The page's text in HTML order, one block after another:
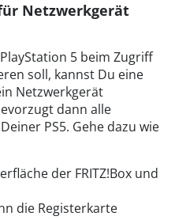
Netzwerkgerät
5 beim Zugriff
soll, kannst Du eine
Netzwerkgerät
dann alle
PS5. Gehe dazu wie
der FRITZ!Box und
die Registerkarte